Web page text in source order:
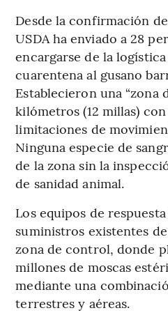
Desde la confirmación
USDA ha enviado a 28
encargarse de la
cuarentena al gusano
Establecieron una “zona
kilómetros (12 millas)
limitaciones de
Ninguna especie de
de la zona sin la
de sanidad animal.
Los equipos de
suministros existentes
zona de control, donde
millones de moscas
mediante una
terrestres y aéreas.